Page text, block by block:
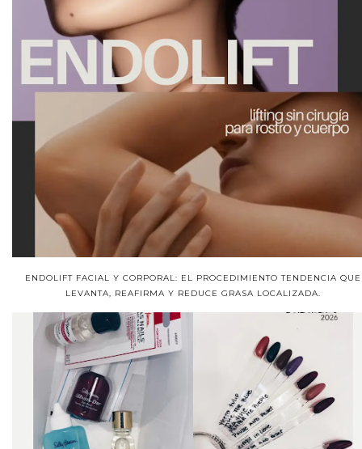
ENDOLIFT FACIAL Y CORPORAL: EL PROCEDIMIENTO TENDENCIA QUE
LEVANTA, REAFIRMA Y REDUCE GRASA LOCALIZADA.